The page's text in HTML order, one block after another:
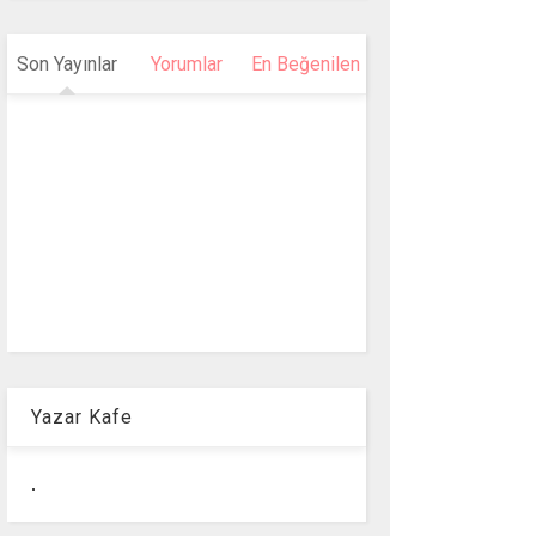
Son Yayınlar Yorumlar En Beğenilen
Yazar Kafe
.